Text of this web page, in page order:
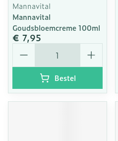
Mannavital
Mannavital
Goudsbloemcreme 100ml
€ 7,95
Aantal
Bestel